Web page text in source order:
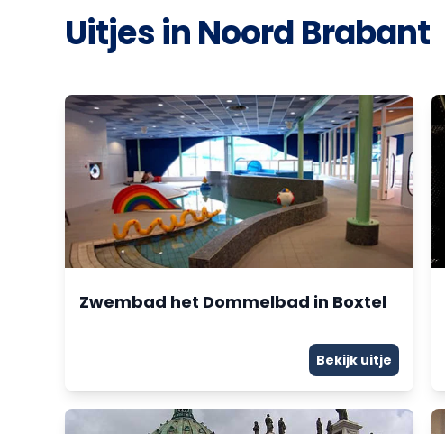
Uitjes in Noord Brabant
Zwembad het Dommelbad in Boxtel
Bekijk uitje